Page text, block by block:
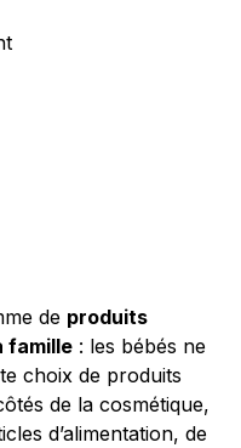
de produits
famille : les bébés ne
choix de produits
de la cosmétique,
d’alimentation, de